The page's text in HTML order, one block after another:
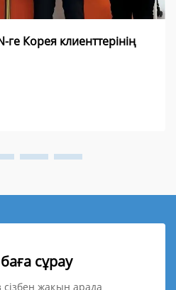
ге Корея клиенттерінің
сұрау
сізбен жақын арада